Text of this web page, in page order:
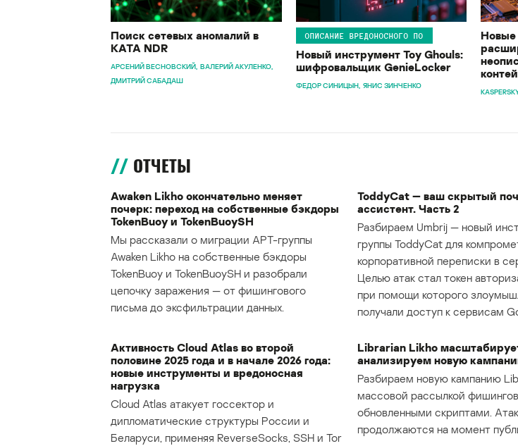
Поиск сетевых аномалий в
KATA NDR
АРСЕНИЙ ВЕСНОВСКИЙ ВАЛЕРИЙ АКУЛЕНКО
ДМИТРИЙ САБАДАШ
ОПИСАНИЕ ВРЕДОНОСНОГО ПО
Новый инструмент Toy Ghouls:
шифровальщик GenieLocker
ФЕДОР СИНИЦЫН ЯНИС ЗИНЧЕНКО
Новые
ОТЧЕТЫ
Awaken Likho окончательно меняет
почерк: переход на собственные бэкдоры
TokenBuoy и TokenBuoySH
Мы рассказали о миграции APT-группы
Awaken Likho на собственные бэкдоры
TokenBuoy и TokenBuoySH и разобрали
цепочку заражения — от фишингового
письма до эксфильтрации данных.
ToddyCat — ваш скрытый
ассистент. Часть 2
Разбираем Umbrij — новый
группы ToddyCat для
корпоративной переписки в
Целью атак стал токен
при помощи которого
получали доступ к сервисам
Активность Cloud Atlas во второй
половине 2025 года и в начале 2026 года:
новые инструменты и вредоносная
нагрузка
Cloud Atlas атакует госсектор и
дипломатические структуры России и
Беларуси, применяя ReverseSocks, SSH и Tor
Librarian Likho
анализируем новую
Разбираем новую кампанию
массовой рассылкой
обновленными скриптами.
продолжаются на момент